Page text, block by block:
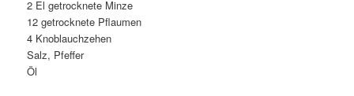
2 El getrocknete Minze
12 getrocknete Pflaumen
4 Knoblauchzehen
Salz, Pfeffer
Öl